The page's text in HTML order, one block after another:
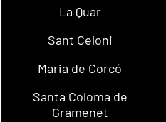
La Quar
Sant Celoni
Maria de Corcó
Santa Coloma de
Gramenet